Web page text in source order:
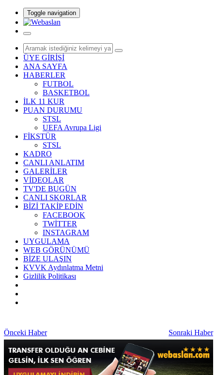
Toggle navigation
ÜYE GİRİŞİ
ANA SAYFA
HABERLER
FUTBOL
BASKETBOL
İLK 11 KUR
PUAN DURUMU
STSL
UEFA Avrupa Ligi
FİKSTÜR
STSL
KADRO
CANLI ANLATIM
GALERİLER
VİDEOLAR
TV'DE BUGÜN
CANLI SKORLAR
BİZİ TAKİP EDİN
FACEBOOK
TWİTTER
INSTAGRAM
UYGULAMA
WEB GÖRÜNÜMÜ
BİZE ULAŞIN
KVVK Aydınlatma Metni
Gizlilik Politikası
Önceki Haber Sonraki Haber